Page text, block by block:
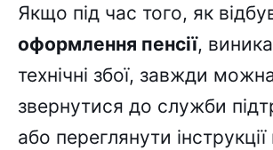
Якщо під час того, як
оформлення пенсії,
технічні збої, завжди
звернутися до служби
або переглянути інструкції